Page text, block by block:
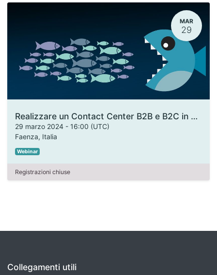
MAR
29
Realizzare un Contact Center B2B e B2C in armonia con i tuoi prodotti
29 marzo 2024 - 16:00 (UTC)
Faenza, Italia
Webinar
Registrazioni chiuse
Collegamenti utili